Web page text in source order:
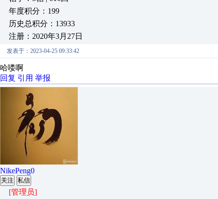
年度积分：199
历史总积分：13933
注册：2020年3月27日
发表于：2023-04-25 09:33:42
哈喽啊
回复 引用 举报
NikePeng0
关注 私信
[管理员]